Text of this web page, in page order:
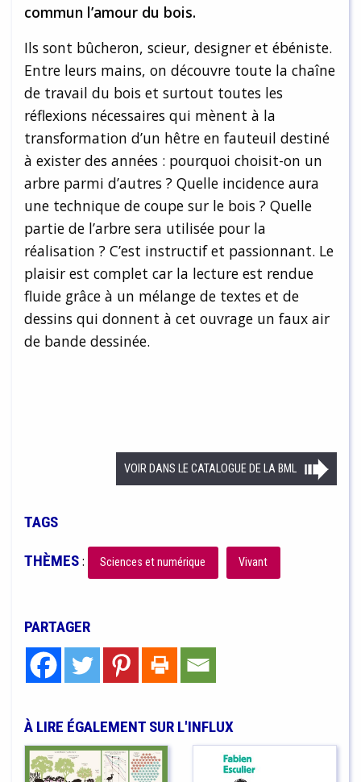
commun l’amour du bois.
Ils sont bûcheron, scieur, designer et ébéniste.
Entre leurs mains, on découvre toute la chaîne
de travail du bois et surtout toutes les
réflexions nécessaires qui mènent à la
transformation d’un hêtre en fauteuil destiné
à exister des années : pourquoi choisit-on un
arbre parmi d’autres ? Quelle incidence aura
une technique de coupe sur le bois ? Quelle
partie de l’arbre sera utilisée pour la
réalisation ? C’est instructif et passionnant. Le
plaisir est complet car la lecture est rendue
fluide grâce à un mélange de textes et de
dessins qui donnent à cet ouvrage un faux air
de bande dessinée.
VOIR DANS LE CATALOGUE DE LA BML
TAGS
THÈMES: Sciences et numérique Vivant
PARTAGER
À LIRE ÉGALEMENT SUR L'INFLUX